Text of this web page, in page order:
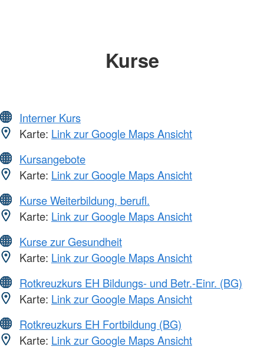
Kurse
Interner Kurs
Karte: Link zur Google Maps Ansicht
Kursangebote
Karte: Link zur Google Maps Ansicht
Kurse Weiterbildung, berufl.
Karte: Link zur Google Maps Ansicht
Kurse zur Gesundheit
Karte: Link zur Google Maps Ansicht
Rotkreuzkurs EH Bildungs- und Betr.-Einr. (BG)
Karte: Link zur Google Maps Ansicht
Rotkreuzkurs EH Fortbildung (BG)
Karte: Link zur Google Maps Ansicht